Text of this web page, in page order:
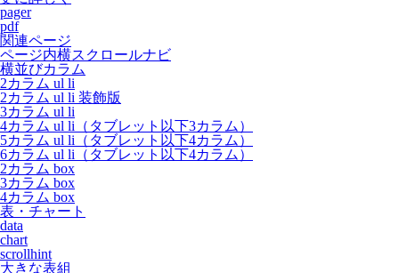
pager
pdf
関連ページ
ページ内横スクロールナビ
横並びカラム
2カラム ul li
2カラム ul li 装飾版
3カラム ul li
4カラム ul li（タブレット以下3カラム）
5カラム ul li（タブレット以下4カラム）
6カラム ul li（タブレット以下4カラム）
2カラム box
3カラム box
4カラム box
表・チャート
data
chart
scrollhint
大きな表組